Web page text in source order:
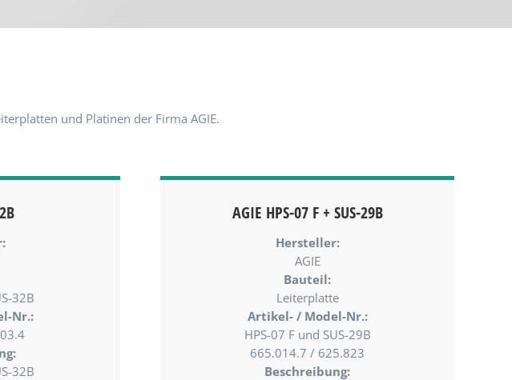
und Platinen der Firma AGIE.
32B
Nr.:
32B
AGIE HPS-07 F + SUS-29B
Hersteller:
AGIE
Bauteil:
Leiterplatte
Artikel- / Model-Nr.:
HPS-07 F und SUS-29B
665.014.7 / 625.823
Beschreibung: